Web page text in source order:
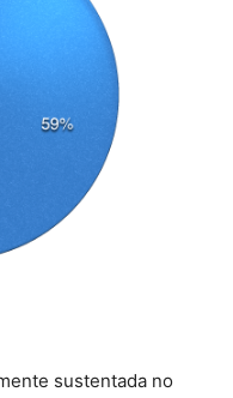
sustentada no